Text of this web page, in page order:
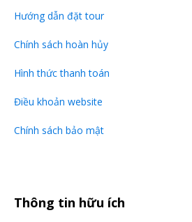
Hướng dẫn đặt tour
Chính sách hoàn hủy
Hình thức thanh toán
Điều khoản website
Chính sách bảo mật
Thông tin hữu ích